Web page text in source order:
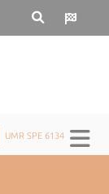
UMR SPE 6134